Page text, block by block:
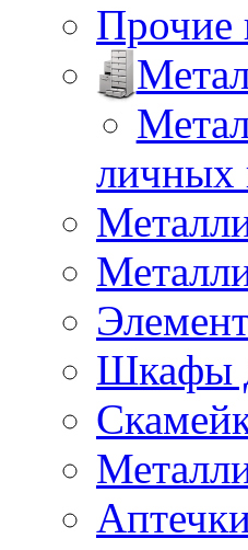
Прочие
личных
Шкафы